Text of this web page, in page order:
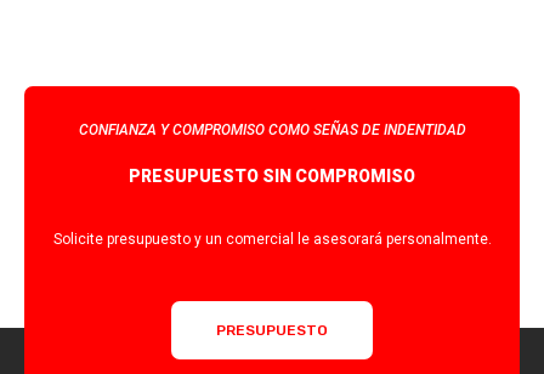
CONFIANZA Y COMPROMISO COMO SEÑAS DE INDENTIDAD
PRESUPUESTO SIN COMPROMISO
Solicite presupuesto y un comercial le asesorará personalmente.
PRESUPUESTO